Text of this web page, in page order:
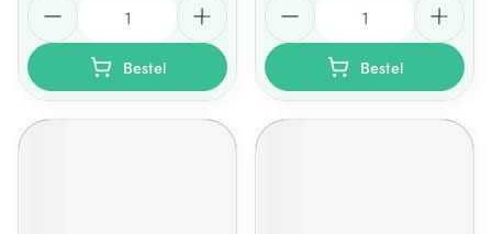
Bestel Bestel